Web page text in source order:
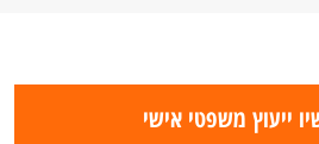
ייעוץ משפטי אישי